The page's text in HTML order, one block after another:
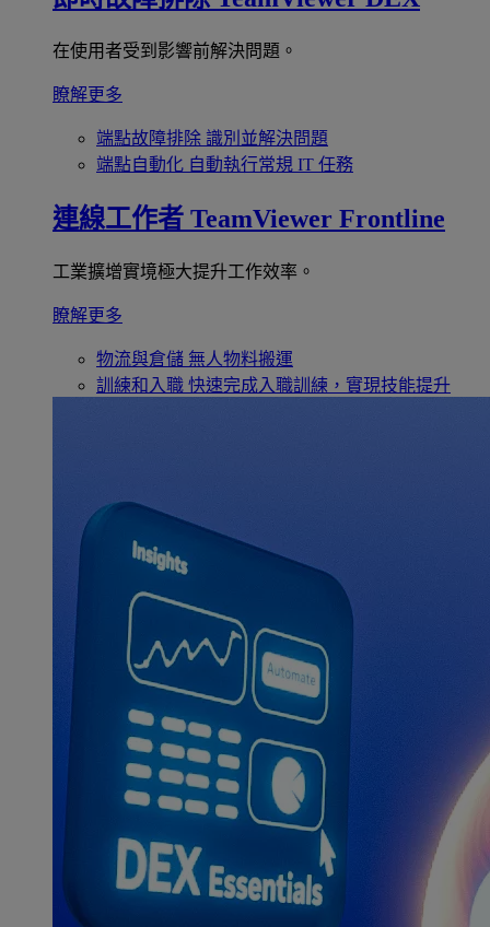
在使用者受到影響前解決問題。
瞭解更多
端點故障排除 識別並解決問題
端點自動化 自動執行常規 IT 任務
連線工作者 TeamViewer Frontline
工業擴增實境極大提升工作效率。
瞭解更多
物流與倉儲 無人物料搬運
訓練和入職 快速完成入職訓練，實現技能提升